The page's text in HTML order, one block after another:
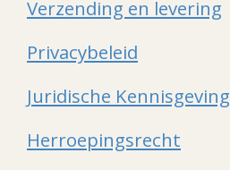
Verzending en levering
Privacybeleid
Juridische Kennisgeving
Herroepingsrecht